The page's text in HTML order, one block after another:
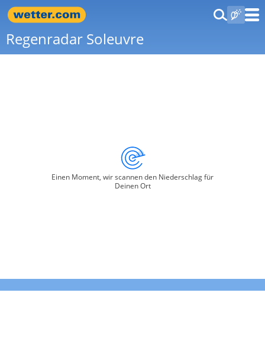
Regenradar Soleuvre
Einen Moment, wir scannen den Niederschlag für
Deinen Ort